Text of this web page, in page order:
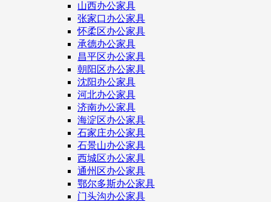
山西办公家具
张家口办公家具
怀柔区办公家具
承德办公家具
昌平区办公家具
朝阳区办公家具
沈阳办公家具
河北办公家具
济南办公家具
海淀区办公家具
石家庄办公家具
石景山办公家具
西城区办公家具
通州区办公家具
鄂尔多斯办公家具
门头沟办公家具